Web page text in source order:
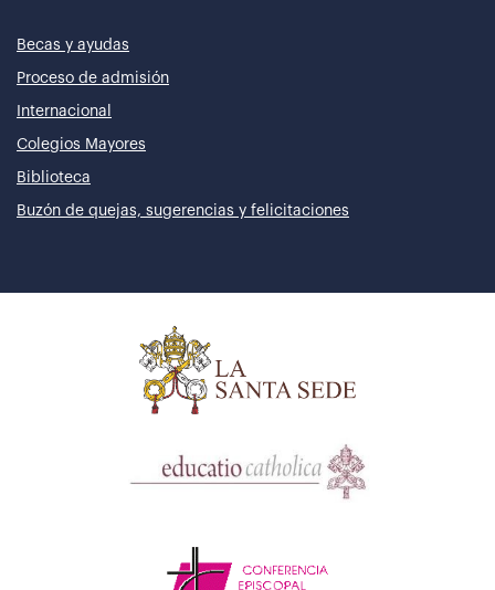
Becas y ayudas
Proceso de admisión
Internacional
Colegios Mayores
Biblioteca
Buzón de quejas, sugerencias y felicitaciones